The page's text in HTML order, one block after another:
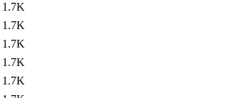
1.7K
1.7K
1.7K
1.7K
1.7K